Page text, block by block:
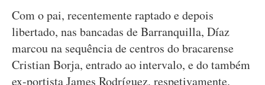
Com o pai, recentemente raptado e depois
libertado, nas bancadas de Barranquilla, Díaz
marcou na sequência de centros do bracarense
Cristian Borja, entrado ao intervalo, e do também
ex-portista James Rodríguez, respetivamente.